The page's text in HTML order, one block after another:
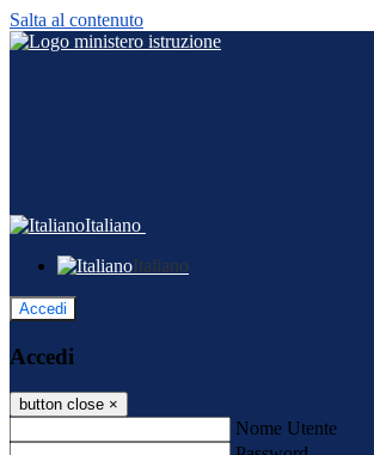
Salta al contenuto
Italiano
Italiano
Accedi
Accedi
button close ×
Nome Utente